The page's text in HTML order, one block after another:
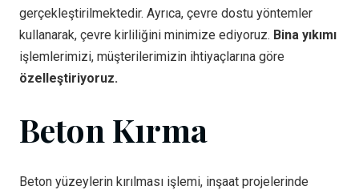
gerçekleştirilmektedir. Ayrıca, çevre dostu yöntemler
kullanarak, çevre kirliliğini minimize ediyoruz. Bina yıkımı
işlemlerimizi, müşterilerimizin ihtiyaçlarına göre
özelleştiriyoruz.
Beton Kırma
Beton yüzeylerin kırılması işlemi, inşaat projelerinde